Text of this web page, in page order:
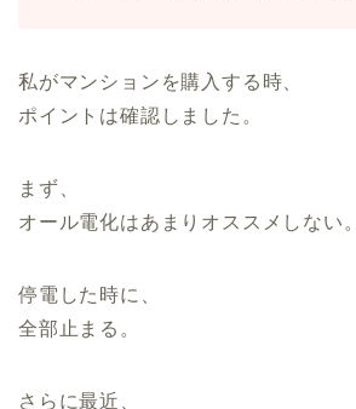
私がマンションを購入する時、
ポイントは確認しました。
まず、
オール電化はあまりオススメしない。
停電した時に、
全部止まる。
さらに最近、